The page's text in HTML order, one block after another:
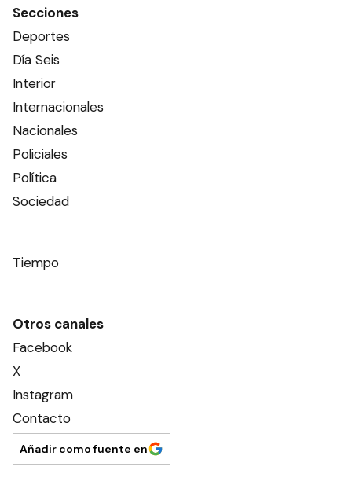
Secciones
Deportes
Día Seis
Interior
Internacionales
Nacionales
Policiales
Política
Sociedad
Tiempo
Otros canales
Facebook
X
Instagram
Contacto
Añadir como fuente en